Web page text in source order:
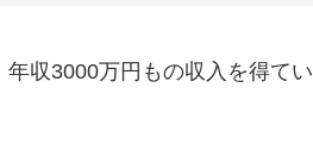
収3000万円もの収入を得てい